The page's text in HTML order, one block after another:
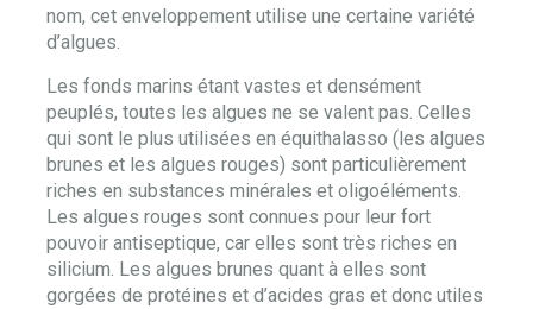
nom, cet enveloppement utilise une certaine variété
d’algues.
Les fonds marins étant vastes et densément
peuplés, toutes les algues ne se valent pas. Celles
qui sont le plus utilisées en équithalasso (les algues
brunes et les algues rouges) sont particulièrement
riches en substances minérales et oligoéléments.
Les algues rouges sont connues pour leur fort
pouvoir antiseptique, car elles sont très riches en
silicium. Les algues brunes quant à elles sont
gorgées de protéines et d’acides gras et donc utiles